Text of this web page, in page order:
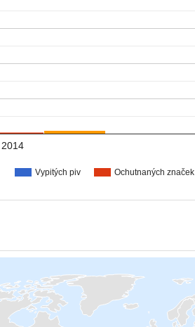
Vypitých piv Ochutnaných značek
2014